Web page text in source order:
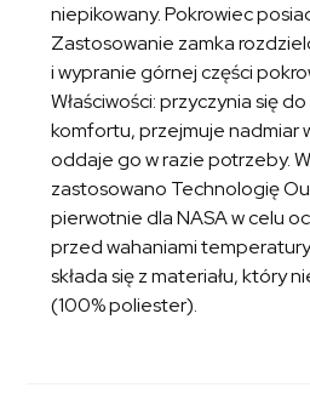
niepikowany. Pokrowiec
Zastosowanie zamka
i wypranie górnej części
Właściwości: przyczynia się
komfortu, przejmuje nadmiar
oddaje go w razie potrzeby.
zastosowano Technologię
pierwotnie dla NASA w celu
przed wahaniami
składa się z materiału, który
(100% poliester).